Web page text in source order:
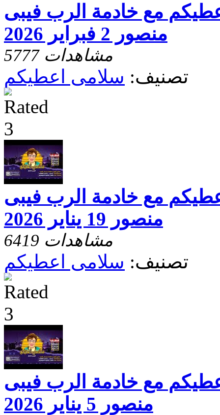
مع خادمة الرب فيبى
منصور 2 فبراير 2026
5777 مشاهدات
تصنيف: سلامى اعطيكم
مع خادمة الرب فيبى
منصور 19 يناير 2026
6419 مشاهدات
تصنيف: سلامى اعطيكم
مع خادمة الرب فيبى
منصور 5 يناير 2026